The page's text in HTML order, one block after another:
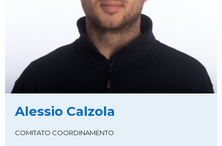
Alessio Calzola
COMITATO COORDINAMENTO